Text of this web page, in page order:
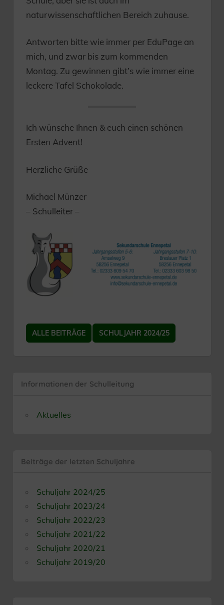
naturwissenschaftlichen Bereich zuhause.
Antworten bitte wie immer per EduPage an
mich, und zwar bis zum kommenden
Montag. Zu gewinnen gibt’s wie immer eine
leckere Tafel Schokolade.
Ich wünsche Ihnen & euch einen schönen
Ersten Advent!
Herzliche Grüße
Michael Münzer
– Schulleiter –
ALLE BEITRÄGE SCHULJAHR 2024/25
Informationen der Schulleitung
Aktuelles
Beiträge der letzten Schuljahre
Schuljahr 2024/25
Schuljahr 2023/24
Schuljahr 2022/23
Schuljahr 2021/22
Schuljahr 2020/21
Schuljahr 2019/20